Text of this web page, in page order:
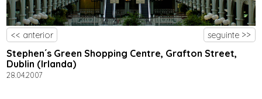
<< anterior seguinte >>
Stephen´s Green Shopping Centre, Grafton Street,
Dublin (Irlanda)
28.04.2007